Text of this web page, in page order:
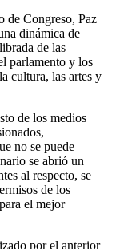
de Congreso, Paz
dinámica de
de las
parlamento y los
cultura, las artes y
de los medios
no se puede
se abrió un
al respecto, se
de los
el mejor
por el anterior